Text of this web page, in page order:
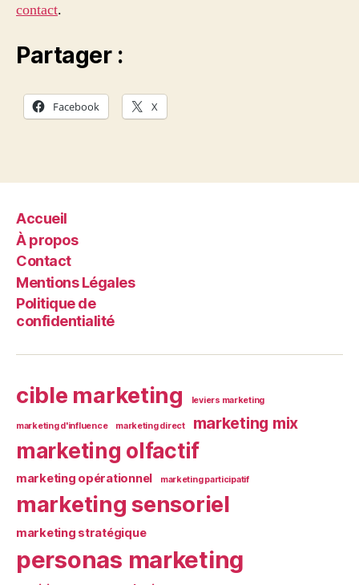
contact.
Partager :
Facebook X
Accueil
À propos
Contact
Mentions Légales
Politique de
confidentialité
cible marketing leviers marketing
marketing d'influence marketing direct marketing mix
marketing olfactif
marketing opérationnel marketing participatif
marketing sensoriel
marketing stratégique
personas marketing